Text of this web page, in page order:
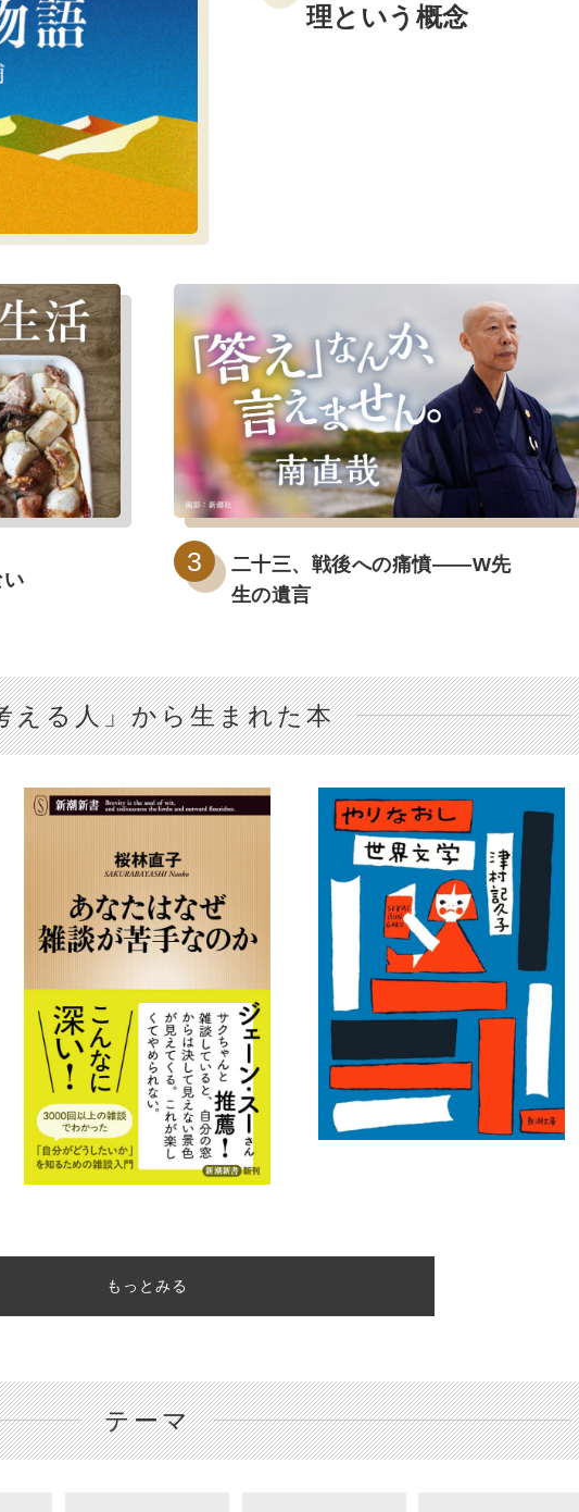
理という概念
い
二十三、戦後への痛憤――W先
生の遺言
える人」から生まれた本
もっとみる
テーマ